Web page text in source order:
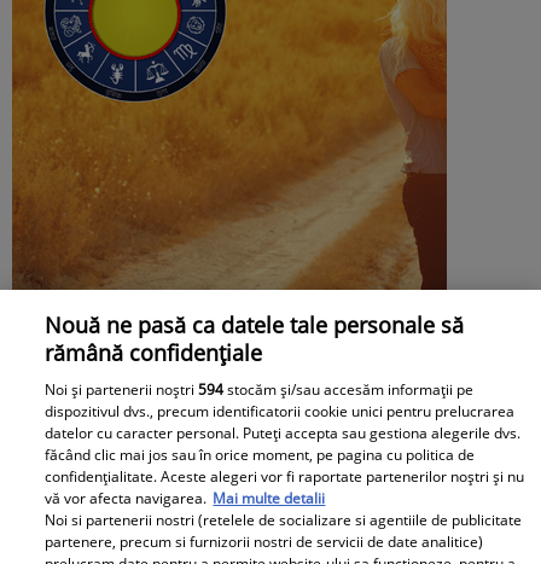
Horoscop 25 iulie 2026. Surprize din
partea destinului. O zodie deschide ușa
fericirii și se bucură de momente
speciale
Nouă ne pasă ca datele tale personale să
rămână confidențiale
Noi și partenerii noștri594stocăm și/sau accesăm informații pe
dispozitivul dvs., precum identificatorii cookie unici pentru prelucrarea
datelor cu caracter personal. Puteți accepta sau gestiona alegerile dvs.
făcând clic mai jos sau în orice moment, pe pagina cu politica de
confidențialitate. Aceste alegeri vor fi raportate partenerilor noștri și nu
vă vor afecta navigarea. Mai multe detalii
Noi si partenerii nostri (retelele de socializare si agentiile de publicitate
partenere, precum si furnizorii nostri de servicii de date analitice)